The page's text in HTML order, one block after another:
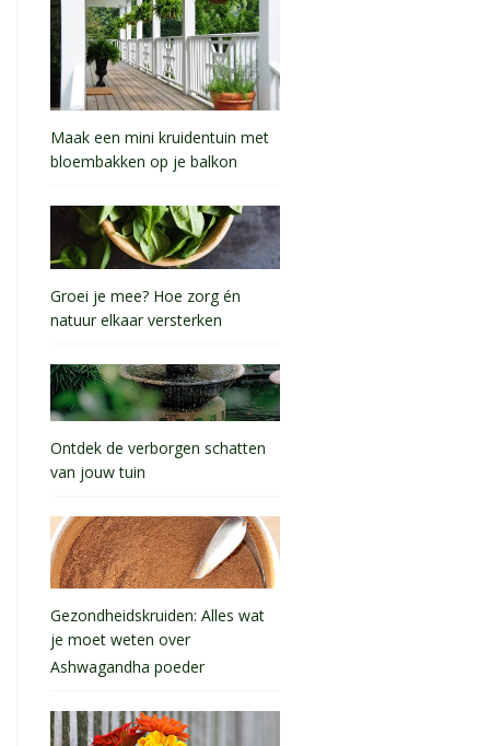
Maak een mini kruidentuin met
bloembakken op je balkon
Groei je mee? Hoe zorg én
natuur elkaar versterken
Ontdek de verborgen schatten
van jouw tuin
Gezondheidskruiden: Alles wat
je moet weten over
Ashwagandha poeder